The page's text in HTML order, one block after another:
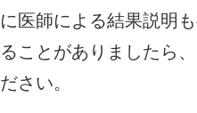
に医師による結果説明
ることがありましたら
ださい。